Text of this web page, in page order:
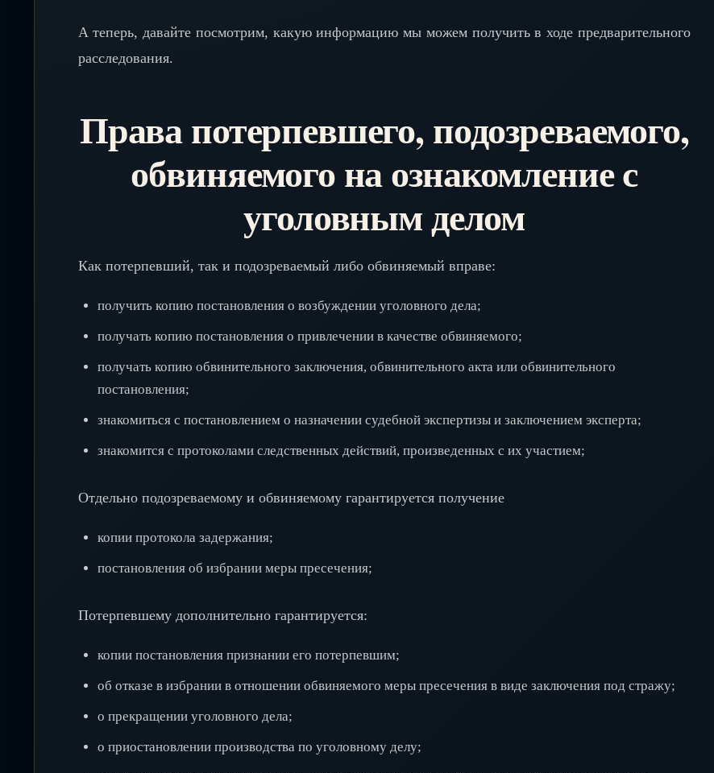
А теперь, давайте посмотрим, какую информацию мы можем получить в ходе предварительного
расследования.
Права потерпевшего, подозреваемого,
обвиняемого на ознакомление с
уголовным делом
Как потерпевший, так и подозреваемый либо обвиняемый вправе:
получить копию постановления о возбуждении уголовного дела;
получать копию постановления о привлечении в качестве обвиняемого;
получать копию обвинительного заключения, обвинительного акта или обвинительного
постановления;
знакомиться с постановлением о назначении судебной экспертизы и заключением эксперта;
знакомится с протоколами следственных действий, произведенных с их участием;
Отдельно подозреваемому и обвиняемому гарантируется получение
копии протокола задержания;
постановления об избрании меры пресечения;
Потерпевшему дополнительно гарантируется:
копии постановления признании его потерпевшим;
об отказе в избрании в отношении обвиняемого меры пресечения в виде заключения под стражу;
о прекращении уголовного дела;
о приостановлении производства по уголовному делу;